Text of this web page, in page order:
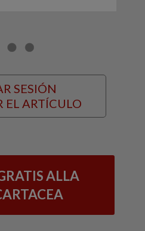
SESIÓN
EL ARTÍCULO
ALLA